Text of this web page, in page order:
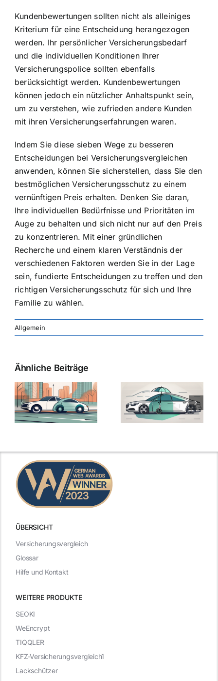
Kundenbewertungen sollten nicht als alleiniges
Kriterium für eine Entscheidung herangezogen
werden. Ihr persönlicher Versicherungsbedarf
und die individuellen Konditionen Ihrer
Versicherungspolice sollten ebenfalls
berücksichtigt werden. Kundenbewertungen
können jedoch ein nützlicher Anhaltspunkt sein,
um zu verstehen, wie zufrieden andere Kunden
mit ihren Versicherungserfahrungen waren.
Indem Sie diese sieben Wege zu besseren
Entscheidungen bei Versicherungsvergleichen
anwenden, können Sie sicherstellen, dass Sie den
bestmöglichen Versicherungsschutz zu einem
vernünftigen Preis erhalten. Denken Sie daran,
Ihre individuellen Bedürfnisse und Prioritäten im
Auge zu behalten und sich nicht nur auf den Preis
zu konzentrieren. Mit einer gründlichen
Recherche und einem klaren Verständnis der
verschiedenen Faktoren werden Sie in der Lage
sein, fundierte Entscheidungen zu treffen und den
richtigen Versicherungsschutz für sich und Ihre
Familie zu wählen.
Allgemein
Ähnliche Beiträge
ÜBERSICHT
WEITERE PRODUKTE
Versicherungsvergleich
Glossar
Hilfe und Kontakt
SEOKI
WeEncrypt
TIQQLER
KFZ-Versicherungsvergleich1
Lackschützer